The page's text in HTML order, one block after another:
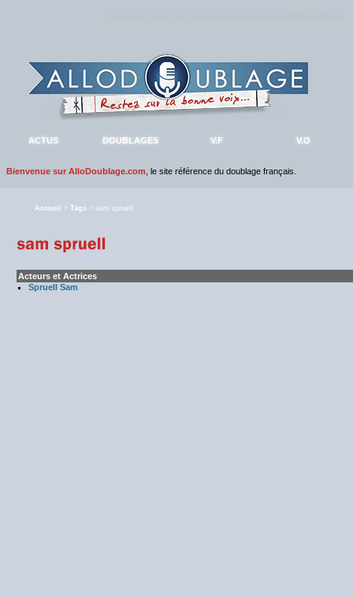
ACTUS DOUBLAGES V.F V.O
Bienvenue sur AlloDoublage.com , le site référence du doublage français.
Accueil > Tags > sam spruell
Acteurs et Actrices
Spruell Sam